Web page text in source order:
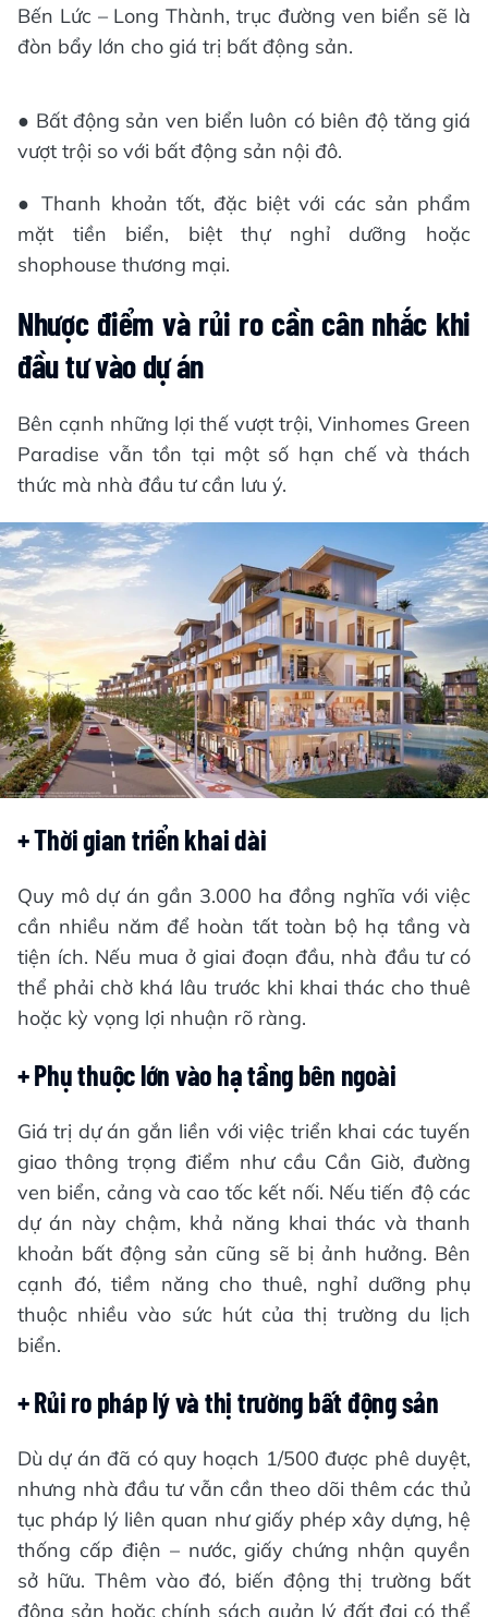
Bến Lức – Long Thành, trục đường ven biển sẽ là
đòn bẩy lớn cho giá trị bất động sản.
● Bất động sản ven biển luôn có biên độ tăng giá
vượt trội so với bất động sản nội đô.
● Thanh khoản tốt, đặc biệt với các sản phẩm
mặt tiền biển, biệt thự nghỉ dưỡng hoặc
shophouse thương mại.
Nhược điểm và rủi ro cần cân nhắc khi
đầu tư vào dự án
Bên cạnh những lợi thế vượt trội, Vinhomes Green
Paradise vẫn tồn tại một số hạn chế và thách
thức mà nhà đầu tư cần lưu ý.
+ Thời gian triển khai dài
Quy mô dự án gần 3.000 ha đồng nghĩa với việc
cần nhiều năm để hoàn tất toàn bộ hạ tầng và
tiện ích. Nếu mua ở giai đoạn đầu, nhà đầu tư có
thể phải chờ khá lâu trước khi khai thác cho thuê
hoặc kỳ vọng lợi nhuận rõ ràng.
+ Phụ thuộc lớn vào hạ tầng bên ngoài
Giá trị dự án gắn liền với việc triển khai các tuyến
giao thông trọng điểm như cầu Cần Giờ, đường
ven biển, cảng và cao tốc kết nối. Nếu tiến độ các
dự án này chậm, khả năng khai thác và thanh
khoản bất động sản cũng sẽ bị ảnh hưởng. Bên
cạnh đó, tiềm năng cho thuê, nghỉ dưỡng phụ
thuộc nhiều vào sức hút của thị trường du lịch
biển.
+ Rủi ro pháp lý và thị trường bất động sản
Dù dự án đã có quy hoạch 1/500 được phê duyệt,
nhưng nhà đầu tư vẫn cần theo dõi thêm các thủ
tục pháp lý liên quan như giấy phép xây dựng, hệ
thống cấp điện – nước, giấy chứng nhận quyền
sở hữu. Thêm vào đó, biến động thị trường bất
động sản hoặc chính sách quản lý đất đai có thể